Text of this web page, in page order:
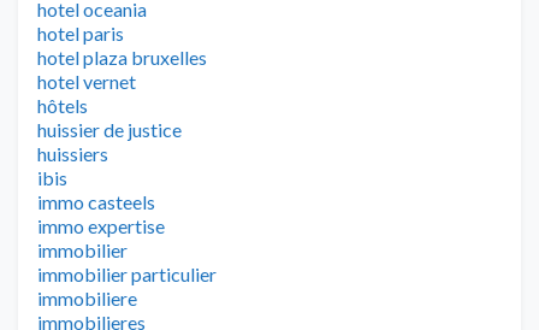
hotel oceania
hotel paris
hotel plaza bruxelles
hotel vernet
hôtels
huissier de justice
huissiers
ibis
immo casteels
immo expertise
immobilier
immobilier particulier
immobiliere
immobilieres